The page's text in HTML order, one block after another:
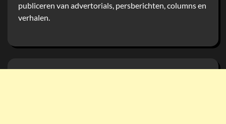
publiceren van advertorials, persberichten, columns en
verhalen.